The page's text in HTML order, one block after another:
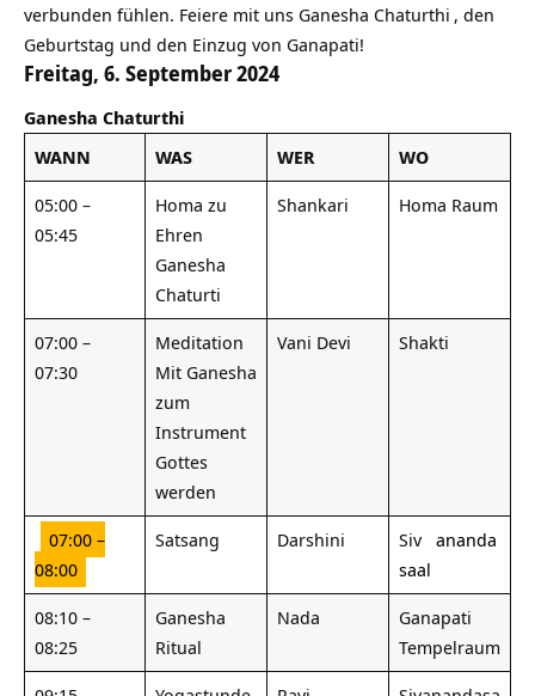
verbunden fühlen. Feiere mit uns Ganesha Chaturthi , den
Geburtstag und den Einzug von Ganapati!
Freitag, 6. September 2024
Ganesha Chaturthi
WANN
WAS WER
WO
05:00 –
05:45
Homa zu
Ehren
Ganesha
Chaturti
Shankari Homa Raum
07:00 –
07:30
Meditation
Mit Ganesha
zum
Instrument
Gottes
werden
Vani Devi Shakti
07:00 –
08:00
Satsang Darshini Siv
ananda
saal
08:10 –
08:25
Ganesha
Ritual
Nada
Ganapati
Tempelraum